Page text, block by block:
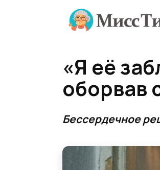
«Я её
оборвав
Бессердечное